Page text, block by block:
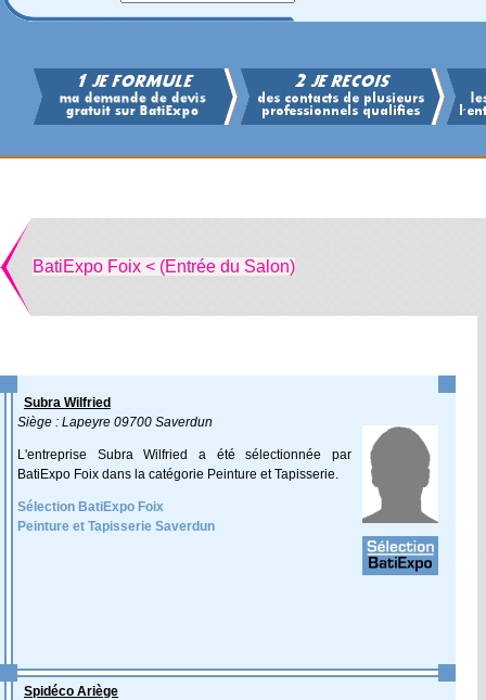
BatiExpo Foix < (Entrée du Salon)
Subra Wilfried
Siège : Lapeyre 09700 Saverdun
L'entreprise Subra Wilfried a été sélectionnée par
BatiExpo Foix dans la catégorie Peinture et Tapisserie.
Sélection BatiExpo Foix
Peinture et Tapisserie Saverdun
Spidéco Ariège